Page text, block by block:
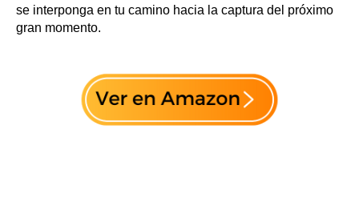
se interponga en tu camino hacia la captura del próximo
gran momento.